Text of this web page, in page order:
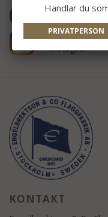
FÖLJ OSS!
Vi finns på
Facebook&
Instagram
KONTAKT
Handlar du
PRIVATPERSON